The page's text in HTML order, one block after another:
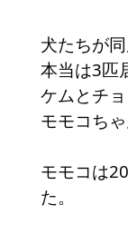
犬たちが
本当は3匹
ケムとチ
モモコちゃ
モモコは
た。